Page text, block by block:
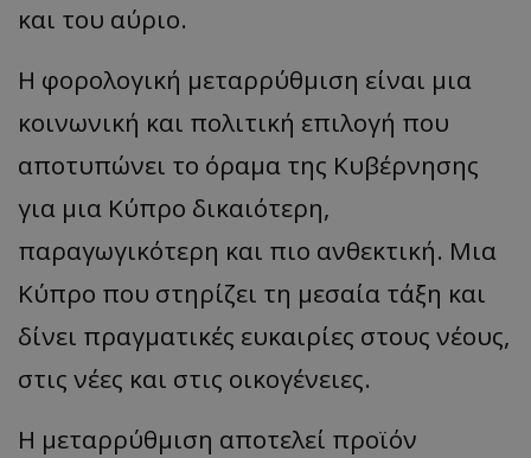
και του αύριο.
Η φορολογική μεταρρύθμιση είναι μια
κοινωνική και πολιτική επιλογή που
αποτυπώνει το όραμα της Κυβέρνησης
για μια Κύπρο δικαιότερη,
παραγωγικότερη και πιο ανθεκτική. Μια
Κύπρο που στηρίζει τη μεσαία τάξη και
δίνει πραγματικές ευκαιρίες στους νέους,
στις νέες και στις οικογένειες.
Η μεταρρύθμιση αποτελεί προϊόν